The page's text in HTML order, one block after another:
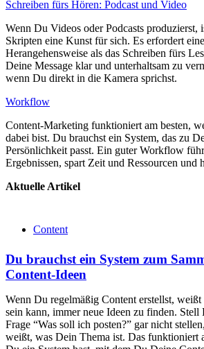
Schreiben fürs Hören: Podcast und Video
Wenn Du Videos oder Podcasts produzierst,
Skripten eine Kunst für sich. Es erfordert
Herangehensweise als das Schreiben fürs
Deine Message klar und unterhaltsam zu
wenn Du direkt in die Kamera sprichst.
Workflow
Content-Marketing funktioniert am besten,
dabei bist. Du brauchst ein System, das zu
Persönlichkeit passt. Ein guter Workflow
Ergebnissen, spart Zeit und Ressourcen und
Aktuelle Artikel
Content
Du brauchst ein System zum
Content-Ideen
Wenn Du regelmäßig Content erstellst,
sein kann, immer neue Ideen zu finden.
Frage “Was soll ich posten?” gar nicht
weißt, was Dein Thema ist. Das funktioniert